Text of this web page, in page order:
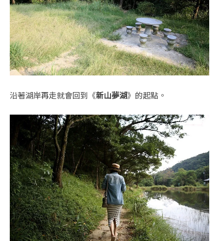
沿著湖岸再走就會回到《新山夢湖》的起點。